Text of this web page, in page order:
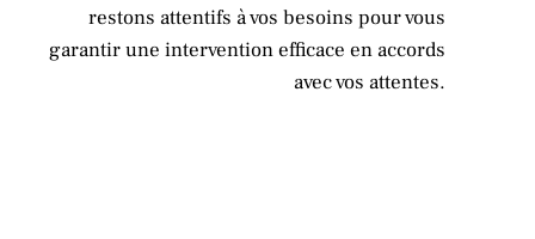
restons attentifs à vos besoins pour vous
garantir une intervention efficace en accords
avec vos attentes.